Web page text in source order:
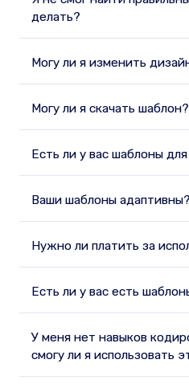
делать?
Могу ли я изменить
Могу ли я скачать шаблон?
Есть ли у вас шаблоны
Ваши шаблоны адаптивны?
Нужно ли платить за
Есть ли у вас есть
У меня нет навыков
смогу ли я использовать